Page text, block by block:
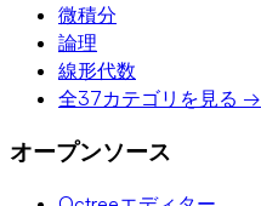
微積分
論理
線形代数
全37カテゴリを見る →
オープンソース